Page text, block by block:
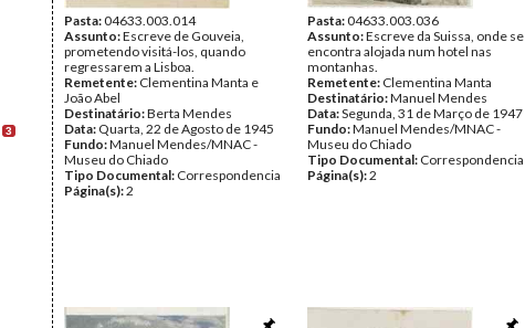
3
Pasta:04633.003.014
Assunto:Escreve de Gouveia,
prometendo visitá-los, quando
regressarem a Lisboa.
Remetente: Clementina Manta e
João Abel
Destinatário:Berta Mendes
Data: Quarta, 22 de Agosto de 1945
Fundo:Manuel Mendes/MNAC -
Museu do Chiado
Tipo Documental: Correspondencia
Página(s):2
Pasta:04633.003.036
Assunto:Escreve da Suissa, onde se
encontra alojada num hotel nas
montanhas.
Remetente: Clementina Manta
Destinatário:Manuel Mendes
Data:Segunda, 31 de Março de 1947
Fundo:Manuel Mendes/MNAC -
Museu do Chiado
Tipo Documental: Correspondencia
Página(s):2